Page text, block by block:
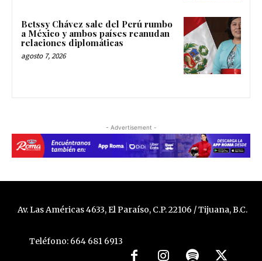
Betssy Chávez sale del Perú rumbo
a México y ambos países reanudan
relaciones diplomáticas
agosto 7, 2026
- Advertisement -
Av. Las Américas 4633, El Paraíso, C.P. 22106 / Tijuana, B.C.
Teléfono: 664 681 6913